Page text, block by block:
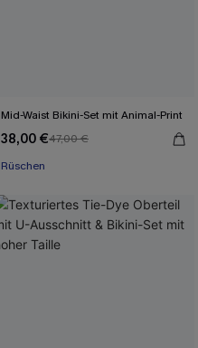
Mid-Waist Bikini-Set mit Animal-Print
38,00 €47,00 €
Rüschen